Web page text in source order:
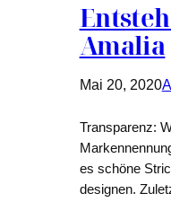
Amalia
Mai 20, 2020
Transparenz:
es schöne
designen.